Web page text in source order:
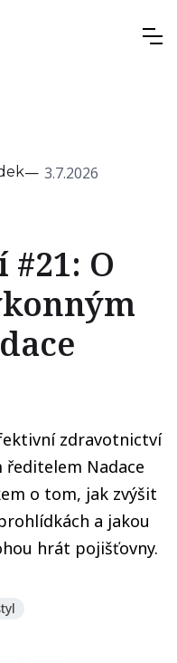
— 3.7.2026
O
zdravotnictví
ředitelem Nadace
o tom, jak zvýšit
a jakou
hrát pojišťovny.